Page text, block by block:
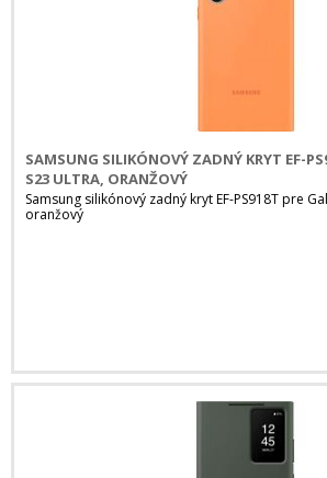
SAMSUNG SILIKÓNOVÝ ZADNÝ KRYT EF-
S23 ULTRA, ORANŽOVÝ
Samsung silikónový zadný kryt EF-PS918T pre
oranžový